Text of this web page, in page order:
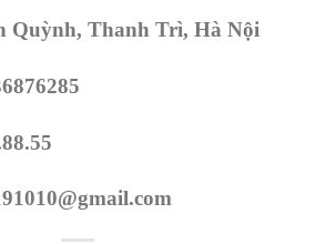
Quỳnh, Thanh Trì, Hà Nội